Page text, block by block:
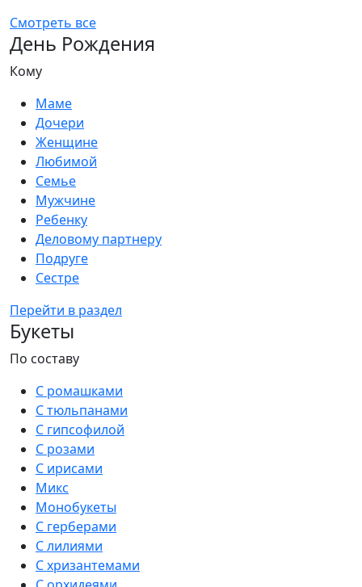
Смотреть все
День Рождения
Кому
Маме
Дочери
Женщине
Любимой
Семье
Мужчине
Ребенку
Деловому партнеру
Подруге
Сестре
Перейти в раздел
Букеты
По составу
С ромашками
С тюльпанами
С гипсофилой
С розами
С ирисами
Микс
Монобукеты
С герберами
С лилиями
С хризантемами